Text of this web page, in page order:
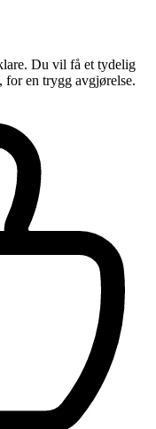
Du vil få et tydelig
for en trygg avgjørelse.